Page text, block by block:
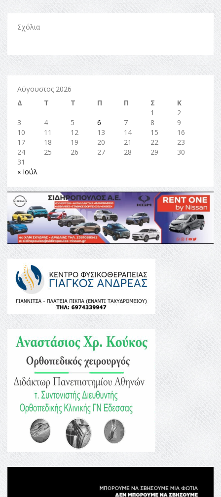
Σχόλια
Αύγουστος 2026
Δ
Τ Τ Π Π Σ
Κ
1
2
3
4 5 6 7 8
9
10
11 12 13 14 15
16
17
18 19 20 21 22
23
24
25 26 27 28 29
30
31
« Ιούλ